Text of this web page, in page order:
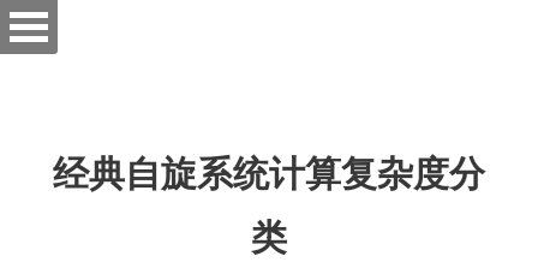
经典自旋系统计算复杂度分
类